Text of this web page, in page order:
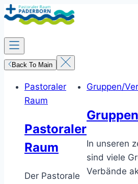
Zum
Inhalt
springen
Back To Main
Pastoraler
Raum
Pastoraler
Raum
Der Pastorale
Gruppen/
In unseren
sind viele
Verbände